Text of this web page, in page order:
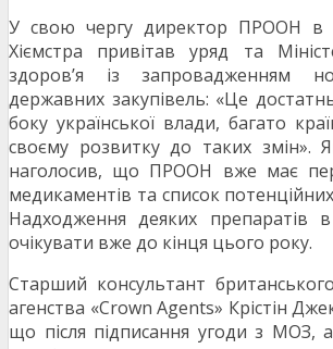
У свою чергу директор ПРООН в
Хіємстра привітав уряд та
здоров’я із запровадженням
державних закупівель: «Це
боку української влади, багато
своєму розвитку до таких змін».
наголосив, що ПРООН вже має
медикаментів та список
Надходження деяких препаратів
очікувати вже до кінця цього року.
Старший консультант
агенства «Crown Agents» Крістін
що після підписання угоди з МОЗ,